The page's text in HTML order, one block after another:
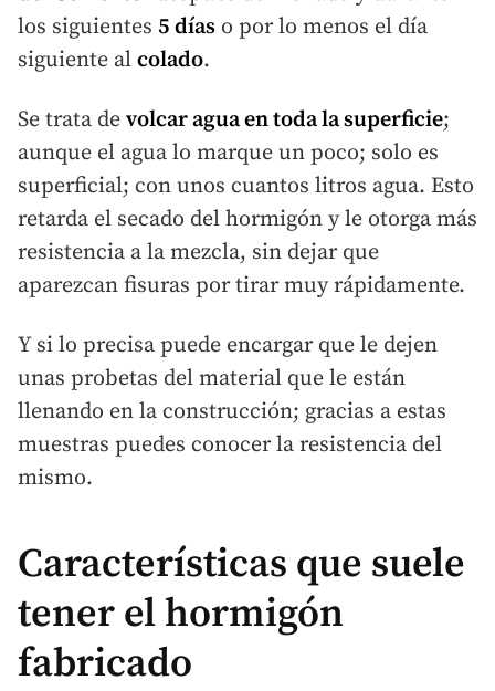
los siguientes 5 días o por lo menos el día
siguiente al colado.
Se trata de volcar agua en toda la superficie;
aunque el agua lo marque un poco; solo es
superficial; con unos cuantos litros agua. Esto
retarda el secado del hormigón y le otorga más
resistencia a la mezcla, sin dejar que
aparezcan fisuras por tirar muy rápidamente.
Y si lo precisa puede encargar que le dejen
unas probetas del material que le están
llenando en la construcción; gracias a estas
muestras puedes conocer la resistencia del
mismo.
Características que suele
tener el hormigón
fabricado